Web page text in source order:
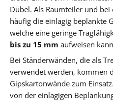
Dübel. Als Raumteiler und
häufig die einlagig beplankte
welche eine geringe
bis zu 15 mm aufweisen
Bei Ständerwänden, die als
verwendet werden, kommen
Gipskartonwände zum
von der einlagigen